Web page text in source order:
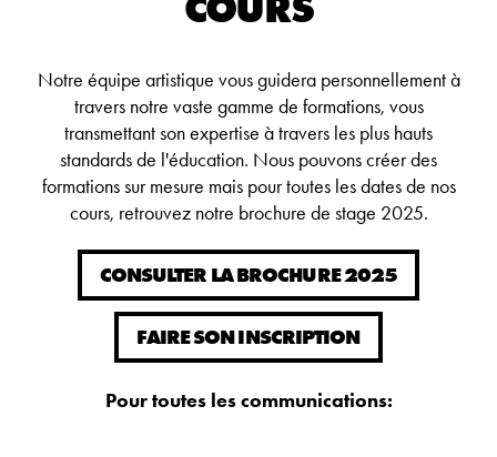
Notre équipe artistique vous guidera personnellement à
travers notre vaste gamme de formations, vous
transmettant son expertise à travers les plus hauts
standards de l'éducation. Nous pouvons créer des
formations sur mesure mais pour toutes les dates de nos
cours, retrouvez notre brochure de stage 2025.
CONSULTER LA BROCHURE 2025
FAIRE SON INSCRIPTION
Pour toutes les communications: